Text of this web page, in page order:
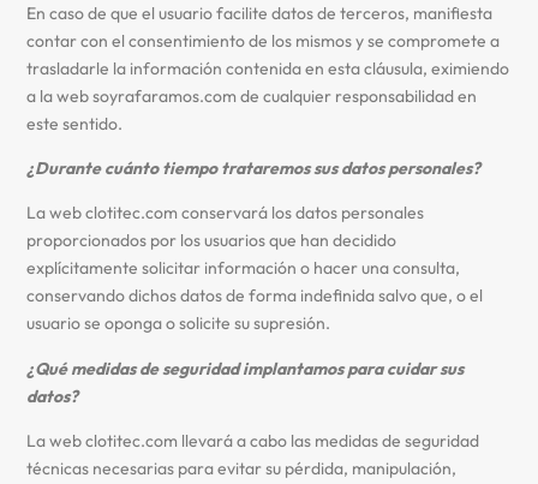
En caso de que el usuario facilite datos de terceros, manifiesta
contar con el consentimiento de los mismos y se compromete a
trasladarle la información contenida en esta cláusula, eximiendo
a la web soyrafaramos.com de cualquier responsabilidad en
este sentido.
¿Durante cuánto tiempo trataremos sus datos personales?
La web clotitec.com conservará los datos personales
proporcionados por los usuarios que han decidido
explícitamente solicitar información o hacer una consulta,
conservando dichos datos de forma indefinida salvo que, o el
usuario se oponga o solicite su supresión.
¿Qué medidas de seguridad implantamos para cuidar sus
datos?
La web clotitec.com llevará a cabo las medidas de seguridad
técnicas necesarias para evitar su pérdida, manipulación,